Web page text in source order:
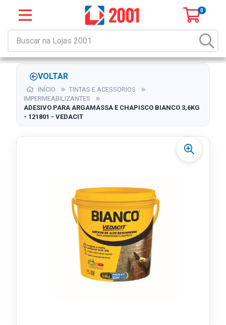
0
VOLTAR
INÍCIO
TINTAS E ACESSORIOS
IMPERMEABILIZANTES
ADESIVO PARA ARGAMASSA E CHAPISCO BIANCO 3,6KG
- 121801 - VEDACIT